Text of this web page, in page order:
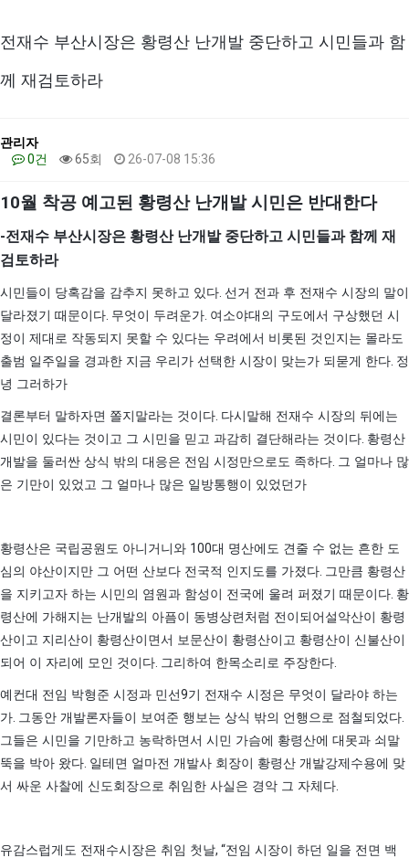
전재수 부산시장은 황령산 난개발 중단하고 시민들과 함
께 재검토하라
관리자
0건
65회 26-07-08 15:36
10월 착공 예고된 황령산 난개발 시민은 반대한다
-전재수 부산시장은 황령산 난개발 중단하고 시민들과 함께 재
검토하라
시민들이 당혹감을 감추지 못하고 있다 선거 전과 후 전재수 시장의 말이
달라졌기 때문이다 무엇이 두려운가 여소야대의 구도에서 구상했던 시
정이 제대로 작동되지 못할 수 있다는 우려에서 비롯된 것인지는 몰라도
출범 일주일을 경과한 지금 우리가 선택한 시장이 맞는가 되묻게 한다 정
녕 그러하가
결론부터 말하자면 쫄지말라는 것이다 다시말해 전재수 시장의 뒤에는
시민이 있다는 것이고 그 시민을 믿고 과감히 결단해라는 것이다 황령산
개발을 둘러싼 상식 밖의 대응은 전임 시정만으로도 족하다 그 얼마나 많
은 기만이 있었고 그 얼마나 많은 일방통행이 있었던가
황령산은 국립공원도 아니거니와 100대 명산에도 견줄 수 없는 흔한 도
심의 야산이지만 그 어떤 산보다 전국적 인지도를 가졌다 그만큼 황령산
을 지키고자 하는 시민의 염원과 함성이 전국에 울려 퍼졌기 때문이다 황
령산에 가해지는 난개발의 아픔이 동병상련처럼 전이되어 설악산이 황령
산이고 지리산이 황령산이면서 보문산이 황령산이고 황령산이 신불산이
되어 이 자리에 모인 것이다 그리하여 한목소리로 주장한다
예컨대 전임 박형준 시정과 민선9기 전재수 시정은 무엇이 달라야 하는
가 그동안 개발론자들이 보여준 행보는 상식 밖의 언행으로 점철되었다
그들은 시민을 기만하고 농락하면서 시민 가슴에 황령산에 대못과 쇠말
뚝을 박아 왔다 일테면 얼마전 개발사 회장이 황령산 개발강제수용에 맞
서 싸운 사찰에 신도회장으로 취임한 사실은 경악 그 자체다
유감스럽게도 전재수시장은 취임 첫날, “전임 시장이 하던 일을 전면 백